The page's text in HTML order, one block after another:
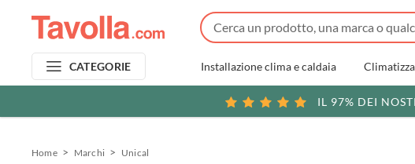
CATEGORIE Installazione clima e caldaia
IL 97% DEI
Home Marchi Unical